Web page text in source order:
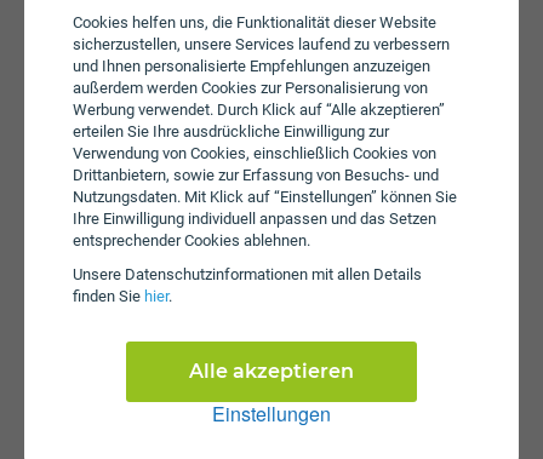
Cookies helfen uns, die Funktionalität dieser Website
sicherzustellen, unsere Services laufend zu verbessern
und Ihnen personalisierte Empfehlungen anzuzeigen
außerdem werden Cookies zur Personalisierung von
Werbung verwendet. Durch Klick auf “Alle akzeptieren”
erteilen Sie Ihre ausdrückliche Einwilligung zur
Verwendung von Cookies, einschließlich Cookies von
Drittanbietern, sowie zur Erfassung von Besuchs- und
Nutzungsdaten. Mit Klick auf “Einstellungen” können Sie
Ihre Einwilligung individuell anpassen und das Setzen
entsprechender Cookies ablehnen.
Unsere Daten­schutz­informationen mit allen Details
finden Sie hier.
Einstellungen
Alle akzeptieren
Beim Tarif GLASFASER OAN 1 Gigabit fallen monatliche
Gebühren von € 84,00 an. Weiters fallen einmalige
Gebühren von bis zu € 45,00 an.
Fristen
Der Tarif GLASFASER OAN 1 Gigabit ist mit 12 Monaten
Kündigungsfrist beträgt 1 Monat.